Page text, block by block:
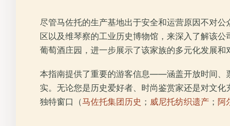
尽管马佐托的生产基地出于安全和运营原因不对
区以及维琴察的工业历史博物馆，来深入了解该
葡萄酒庄园，进一步展示了该家族的多元化发展和
本指南提供了重要的游客信息——涵盖开放时间、
实。无论您是历史爱好者、时尚鉴赏家还是对文
独特窗口（马佐托集团历史 ； 威尼托纺织遗产 ； 阿